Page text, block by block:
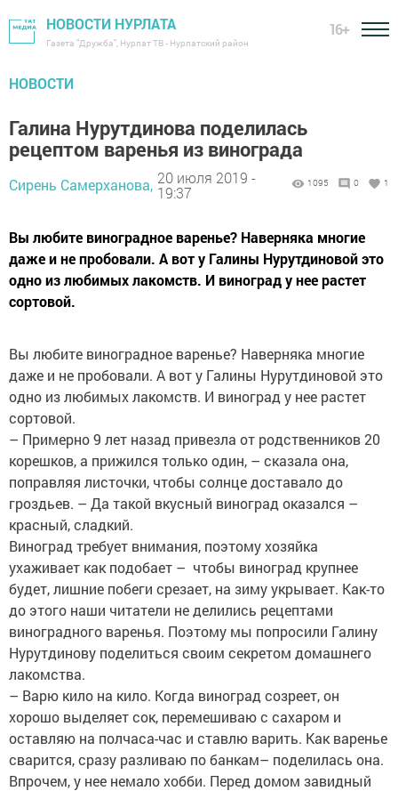
НОВОСТИ НУРЛАТА
Газета "Дружба", Нурлат ТВ - Нурлатский район
16+
НОВОСТИ
Галина Нурутдинова поделилась
рецептом варенья из винограда
Сирень Самерханова, 20 июля 2019 -
19:37
1095 0 1
Вы любите виноградное варенье? Наверняка многие
даже и не пробовали. А вот у Галины Нурутдиновой это
одно из любимых лакомств. И виноград у нее растет
сортовой.
Вы любите виноградное варенье? Наверняка многие
даже и не пробовали. А вот у Галины Нурутдиновой это
одно из любимых лакомств. И виноград у нее растет
сортовой.
– Примерно 9 лет назад привезла от родственников 20
корешков, а прижился только один, – сказала она,
поправляя листочки, чтобы солнце доставало до
гроздьев. – Да такой вкусный виноград оказался –
красный, сладкий.
Виноград требует внимания, поэтому хозяйка
ухаживает как подобает – чтобы виноград крупнее
будет, лишние побеги срезает, на зиму укрывает. Как-то
до этого наши читатели не делились рецептами
виноградного варенья. Поэтому мы попросили Галину
Нурутдинову поделиться своим секретом домашнего
лакомства.
– Варю кило на кило. Когда виноград созреет, он
хорошо выделяет сок, перемешиваю с сахаром и
оставляю на полчаса-час и ставлю варить. Как варенье
сварится, сразу разливаю по банкам– поделилась она.
Впрочем, у нее немало хобби. Перед домом завидный